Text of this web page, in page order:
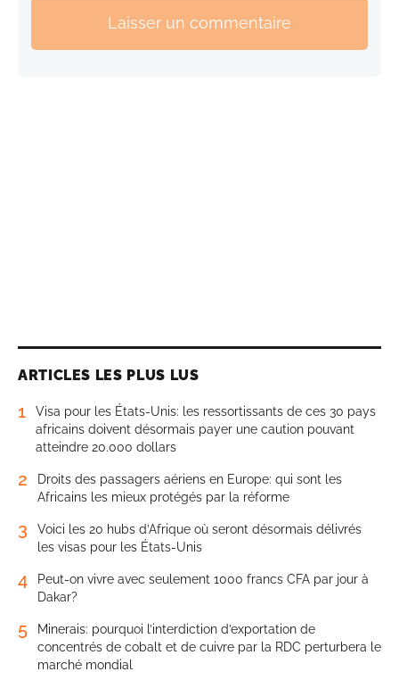
Laisser un commentaire
ARTICLES LES PLUS LUS
1
Visa pour les États-Unis: les ressortissants de ces 30 pays
africains doivent désormais payer une caution pouvant
atteindre 20.000 dollars
2
Droits des passagers aériens en Europe: qui sont les
Africains les mieux protégés par la réforme
3
Voici les 20 hubs d’Afrique où seront désormais délivrés
les visas pour les États-Unis
4
Peut-on vivre avec seulement 1000 francs CFA par jour à
Dakar?
5
Minerais: pourquoi l’interdiction d’exportation de
concentrés de cobalt et de cuivre par la RDC perturbera le
marché mondial